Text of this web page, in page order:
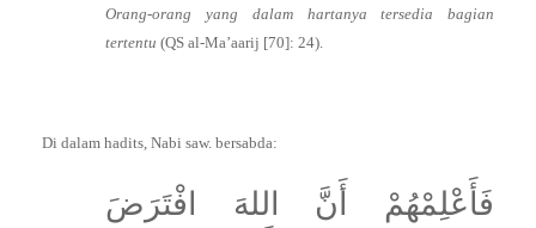
Orang-orang yang dalam hartanya tersedia bagian
tertentu(QS al-Ma’aarij [70]: 24).
Di dalam hadits, Nabi saw. bersabda:
فَأَعْلِمْهُمْ أَنَّ اللهَ افْتَرَضَ